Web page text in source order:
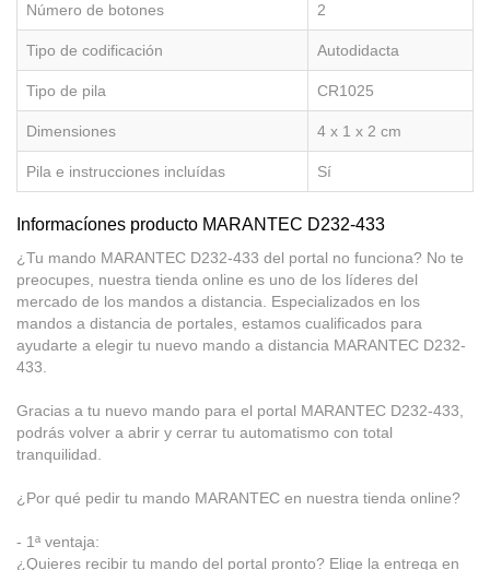
Número de botones 2
Tipo de codificación Autodidacta
Tipo de pila CR1025
Dimensiones 4 x 1 x 2 cm
Pila e instrucciones incluídas Sí
Informacíones producto MARANTEC D232-433
¿Tu mando MARANTEC D232-433 del portal no funciona? No te
preocupes, nuestra tienda online es uno de los líderes del
mercado de los mandos a distancia. Especializados en los
mandos a distancia de portales, estamos cualificados para
ayudarte a elegir tu nuevo mando a distancia MARANTEC D232-
433.
Gracias a tu nuevo mando para el portal MARANTEC D232-433,
podrás volver a abrir y cerrar tu automatismo con total
tranquilidad.
¿Por qué pedir tu mando MARANTEC en nuestra tienda online?
- 1ª ventaja:
¿Quieres recibir tu mando del portal pronto? Elige la entrega en